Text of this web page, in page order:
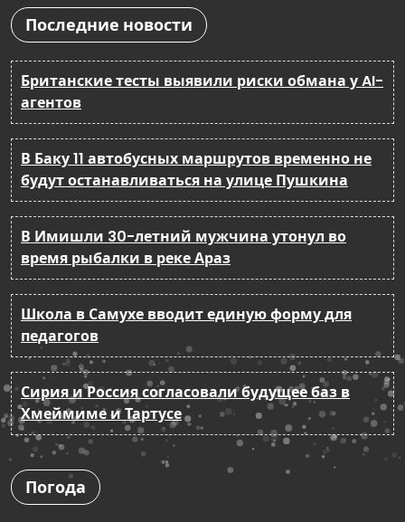
Последние новости
Британские тесты выявили риски обмана у AI-
агентов
В Баку 11 автобусных маршрутов временно не
будут останавливаться на улице Пушкина
В Имишли 30-летний мужчина утонул во
время рыбалки в реке Араз
Школа в Самухе вводит единую форму для
педагогов
Сирия и Россия согласовали будущее баз в
Хмеймиме и Тартусе
Погода